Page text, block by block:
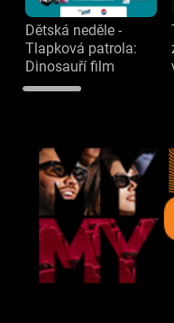
Dětská neděle -
Tlapková patrola:
Dinosauří film